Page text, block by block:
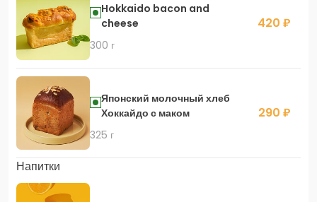
Hokkaido bacon and
cheese
300 г
420 ₽
Японский молочный хлеб
Хоккайдо с маком
325 г
290 ₽
Напитки